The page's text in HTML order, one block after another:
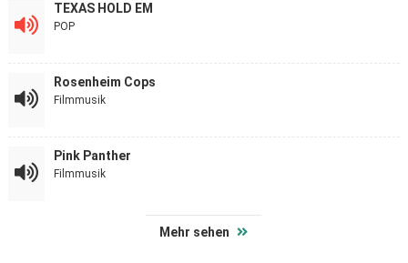
TEXAS HOLD EM
POP
Rosenheim Cops
Filmmusik
Pink Panther
Filmmusik
Mehr sehen